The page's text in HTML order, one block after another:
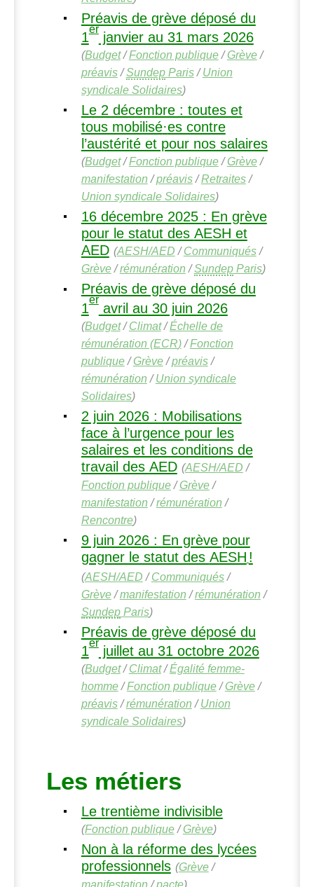
Préavis de grève déposé du
1
er
janvier au 31 mars 2026
(Budget/Fonction publique/Grève/
préavis/SundepParis/Union
syndicale Solidaires)
Le 2 décembre : toutes et
tous mobilisé·es contre
l’austérité et pour nos salaires
(Budget/Fonction publique/Grève/
manifestation /préavis/Retraites/
Union syndicale Solidaires)
16 décembre 2025 : En grève
pour le statut des AESH et
AED (AESH/AED /Communiqués/
Grève/rémunération /SundepParis)
Préavis de grève déposé du
1
er
avril au 30 juin 2026
(Budget/Climat/Échelle de
rémunération (ECR)/Fonction
publique/Grève/préavis/
rémunération /Union syndicale
Solidaires)
2 juin 2026 : Mobilisations
face à l’urgence pour les
salaires et les conditions de
travail des AED (AESH/AED /
Fonction publique/Grève/
manifestation /rémunération /
Rencontre)
9 juin 2026 : En grève pour
gagner le statut des AESH !
(AESH/AED /Communiqués/
Grève/manifestation /rémunération /
SundepParis)
Préavis de grève déposé du
1
er
juillet au 31 octobre 2026
(Budget/Climat/Égalité femme-
homme/Fonction publique/Grève/
préavis/rémunération /Union
syndicale Solidaires)
Les métiers
Le trentième indivisible
(Fonction publique/Grève)
Non à la réforme des lycées
professionnels (Grève/
manifestation /pacte)